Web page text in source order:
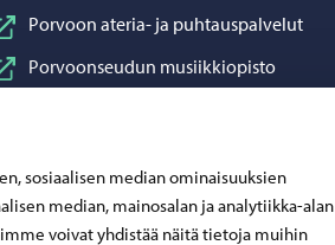
sosiaalisen median ominaisuuksien
median, mainosalan ja analytiikka-alan
voivat yhdistää näitä tietoja muihin
Porvoon ateria- ja puhtauspalvelut
Porvoonseudun musiikkiopisto
Taidetehdas
Visit Porvoo